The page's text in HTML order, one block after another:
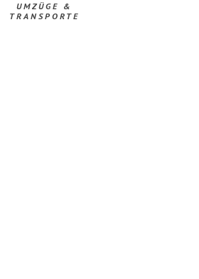
UMZÜGE &
TRANSPORTE